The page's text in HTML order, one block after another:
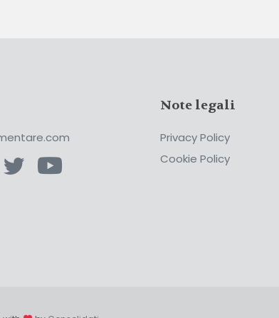
Note legali
Privacy Policy
Cookie Policy